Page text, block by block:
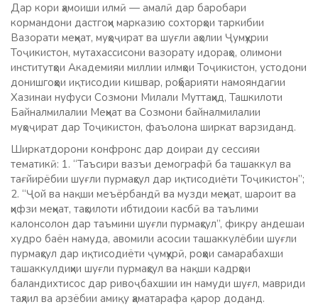
Дар кори ҳамоиши илмӣ — амалӣ дар баробари
кормандони дастгоҳи марказию сохторҳои таркибии
Вазорати меҳнат, муҳоҷират ва шуғли аҳолии Ҷумҳурии
Тоҷикистон, мутахассисони вазорату идораҳо, олимони
институтҳои Академияи миллии илмҳои Тоҷикистон, устодони
донишгоҳҳои иқтисодии кишвар, роҳбарияти намояндагии
Хазинаи нуфуси Созмони Милали Муттаҳид, Ташкилоти
Байналмилалии Меҳнат ва Созмони байналмилалии
муҳоҷират дар Тоҷикистон, фаъолона ширкат варзиданд.
Ширкатдорони конфронс дар доираи ду сессияи
тематикӣ: 1. “Таъсири вазъи демографӣ ба ташаккул ва
тағйирёбии шуғли пурмаҳсул дар иқтисодиёти Тоҷикистон”;
2. “Ҷой ва нақши меъёрбандӣ ва музди меҳнат, шароит ва
ҳифзи меҳнат, таҳсилоти ибтидоии касбӣ ва таълими
калонсолон дар таъмини шуғли пурмаҳсул”, фикру андешаи
худро баён намуда, авомили асосии ташаккулёбии шуғли
пурмаҳсул дар иқтисодиёти ҷумҳурӣ, роҳҳои самарабахши
ташаккулдиҳии шуғли пурмаҳсул ва нақши кадрҳои
баландихтисос дар ривоҷбахшии ин намуди шуғл, мавриди
таҳлил ва арзёбии амиқу ҳаматарафа қарор доданд.